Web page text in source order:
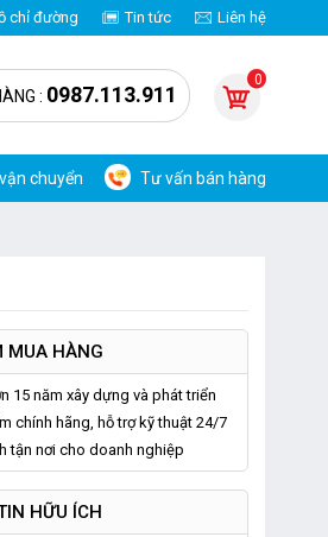
chỉ đường Tin tức Liên hệ
0
: 0987.113.911
Tư vấn bán hàng
chuyển
MUA HÀNG
15 năm xây dựng và phát triển
chính hãng, hỗ trợ kỹ thuật 24/7
tận nơi cho doanh nghiệp
HỮU ÍCH